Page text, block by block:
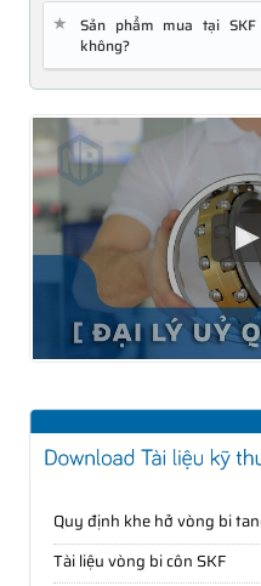
★
Sản phẩm mua tại SKF
không?
Quy định khe hở vòng bi
Tài liệu vòng bi côn SKF